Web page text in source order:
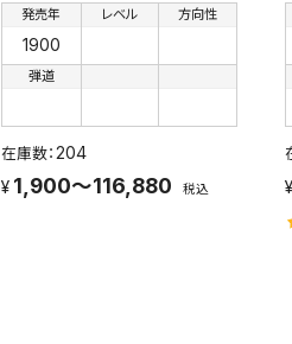
発売年
1900
レベル 方向性
弾道
204
1,900～116,880 税込